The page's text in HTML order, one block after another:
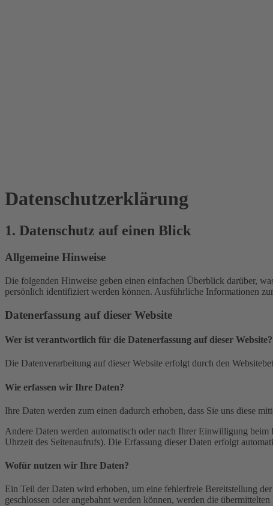
Datenschutz­erklärung
1. Datenschutz auf einen Blick
Allgemeine Hinweise
Die folgenden Hinweise geben einen einfachen Überblick darüber,
persönlich identifiziert werden können. Ausführliche Informationen
Datenerfassung auf dieser Website
Wer ist verantwortlich für die Datenerfassung auf dieser Website?
Die Datenverarbeitung auf dieser Website erfolgt durch den
Wie erfassen wir Ihre Daten?
Ihre Daten werden zum einen dadurch erhoben, dass Sie uns diese
Andere Daten werden automatisch oder nach Ihrer Einwilligung beim
Uhrzeit des Seitenaufrufs). Die Erfassung dieser Daten erfolgt
Wofür nutzen wir Ihre Daten?
Ein Teil der Daten wird erhoben, um eine fehlerfreie Bereitstellung
geschlossen oder angebahnt werden können, werden die